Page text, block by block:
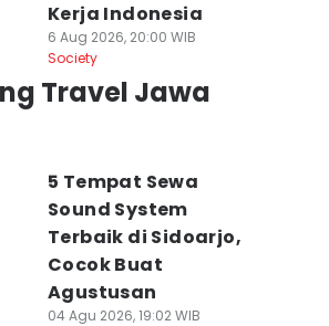
Kerja Indonesia
6 Aug 2026, 20:00 WIB
Society
Travel Jawa
5 Tempat Sewa
Sound System
Terbaik di Sidoarjo,
Cocok Buat
Agustusan
04 Agu 2026, 19:02 WIB